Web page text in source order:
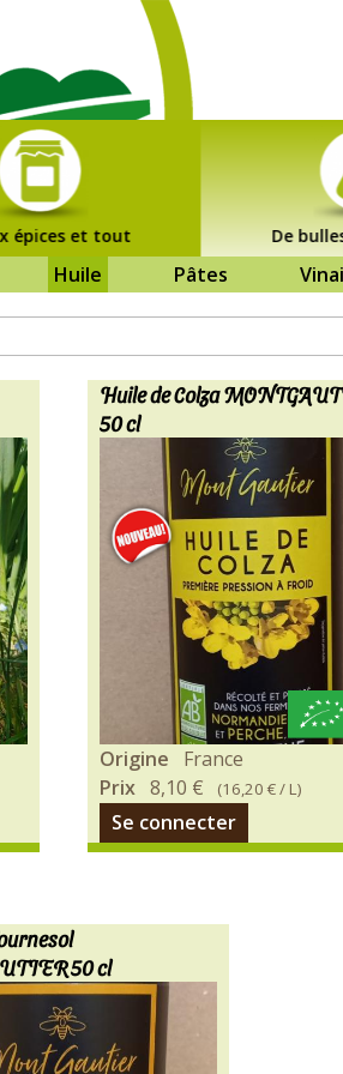
épices et tout De
Huile Pâtes
Huile de Colza
50 cl
Laissez-
vous
séduire
par
goût
de
noisette,
est
Origine
France
Prix 8,10 € (16,20 €/ L)
Se connecter
50 cl